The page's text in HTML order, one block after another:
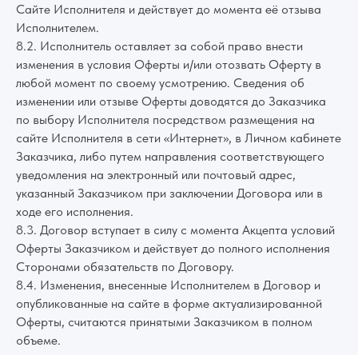
Сайте Исполнителя и действует до момента её отзыва
Исполнителем.
8.2. Исполнитель оставляет за собой право внести
изменения в условия Оферты и/или отозвать Оферту в
любой момент по своему усмотрению. Сведения об
изменении или отзыве Оферты доводятся до Заказчика
по выбору Исполнителя посредством размещения на
сайте Исполнителя в сети «Интернет», в Личном кабинете
Заказчика, либо путем направления соответствующего
уведомления на электронный или почтовый адрес,
указанный Заказчиком при заключении Договора или в
ходе его исполнения.
8.3. Договор вступает в силу с момента Акцепта условий
Оферты Заказчиком и действует до полного исполнения
Сторонами обязательств по Договору.
8.4. Изменения, внесенные Исполнителем в Договор и
опубликованные на сайте в форме актуализированной
Оферты, считаются принятыми Заказчиком в полном
объеме.